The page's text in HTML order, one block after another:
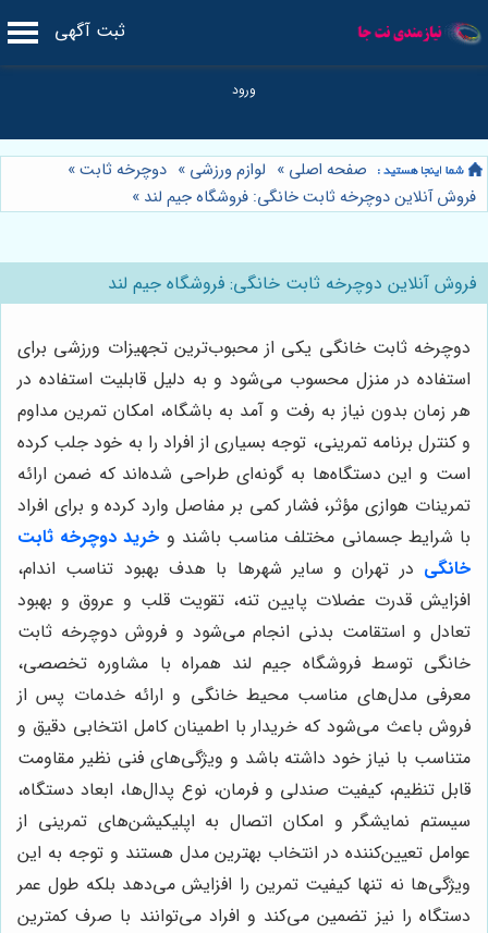
ثبت آگهی
صفحه اصلی » لوازم ورزشی » دوچرخه ثابت»
فروش آنلاین دوچرخه ثابت خانگی: فروشگاه جیم لند »
فروش آنلاین دوچرخه ثابت خانگی: فروشگاه جیم لند
دوچرخه ثابت خانگی یکی از محبوب‌ترین تجهیزات ورزشی برای
استفاده در منزل محسوب می‌شود و به دلیل قابلیت استفاده در
هر زمان بدون نیاز به رفت و آمد به باشگاه، امکان تمرین مداوم
و کنترل برنامه تمرینی، توجه بسیاری از افراد را به خود جلب کرده
است و این دستگاه‌ها به گونه‌ای طراحی شده‌اند که ضمن ارائه
تمرینات هوازی مؤثر، فشار کمی بر مفاصل وارد کرده و برای افراد
با شرایط جسمانی مختلف مناسب باشند و خرید دوچرخه ثابت
خانگی در تهران و سایر شهرها با هدف بهبود تناسب اندام،
افزایش قدرت عضلات پایین تنه، تقویت قلب و عروق و بهبود
تعادل و استقامت بدنی انجام می‌شود و فروش دوچرخه ثابت
خانگی توسط فروشگاه جیم لند همراه با مشاوره تخصصی،
معرفی مدل‌های مناسب محیط خانگی و ارائه خدمات پس از
فروش باعث می‌شود که خریدار با اطمینان کامل انتخابی دقیق و
متناسب با نیاز خود داشته باشد و ویژگی‌های فنی نظیر مقاومت
قابل تنظیم، کیفیت صندلی و فرمان، نوع پدال‌ها، ابعاد دستگاه،
سیستم نمایشگر و امکان اتصال به اپلیکیشن‌های تمرینی از
عوامل تعیین‌کننده در انتخاب بهترین مدل هستند و توجه به این
ویژگی‌ها نه تنها کیفیت تمرین را افزایش می‌دهد بلکه طول عمر
دستگاه را نیز تضمین می‌کند و افراد می‌توانند با صرف کمترین